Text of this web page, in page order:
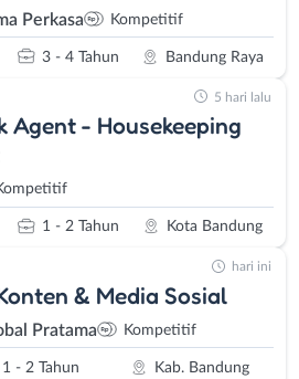
Perkasa Kompetitif
3 - 4 Tahun Bandung Raya
Agent - Housekeeping
1 - 2 Tahun Kota Bandung
5 hari lalu
& Media Sosial
Pratama Kompetitif
1 - 2 Tahun Kab. Bandung
hari ini